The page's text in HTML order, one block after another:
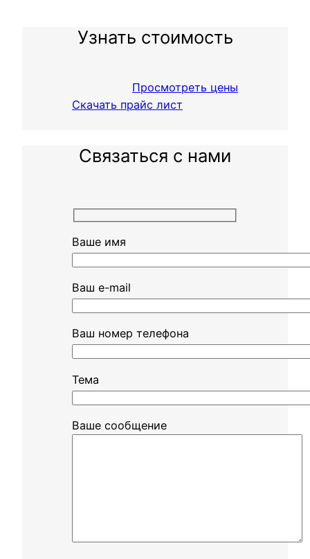
Узнать стоимость
Просмотреть цены
Скачать прайс лист
Связаться с нами
Ваше имя
Ваш e-mail
Ваш номер телефона
Тема
Ваше сообщение